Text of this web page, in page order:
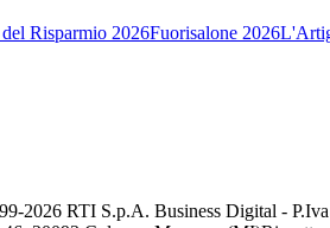
del Risparmio 2026Fuorisalone 2026
2026 RTI S.p.A. Business Digital -